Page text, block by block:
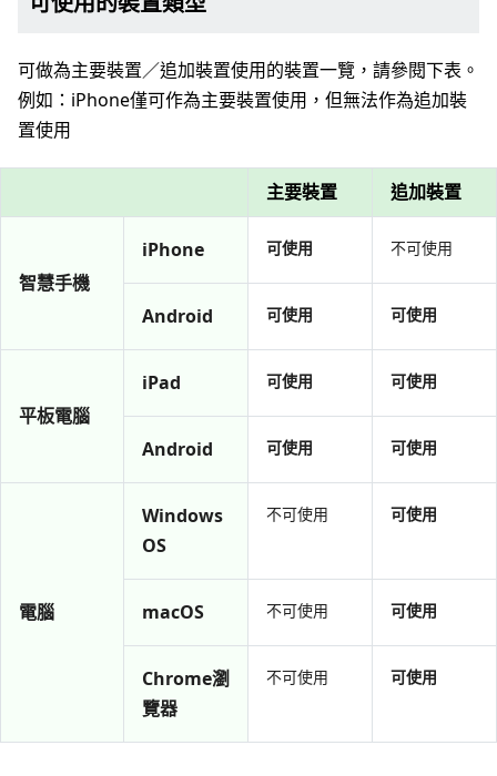
可做為主要裝置／追加裝置使用的裝置一覽，請參閱下表。
例如：iPhone僅可作為主要裝置使用，但無法作為追加裝
置使用
主要裝置 追加裝置
智慧手機
iPhone 可使用 不可使用
Android 可使用 可使用
平板電腦
iPad 可使用 可使用
Android 可使用 可使用
電腦
Windows
OS
不可使用 可使用
macOS 不可使用 可使用
Chrome瀏
覽器
不可使用 可使用